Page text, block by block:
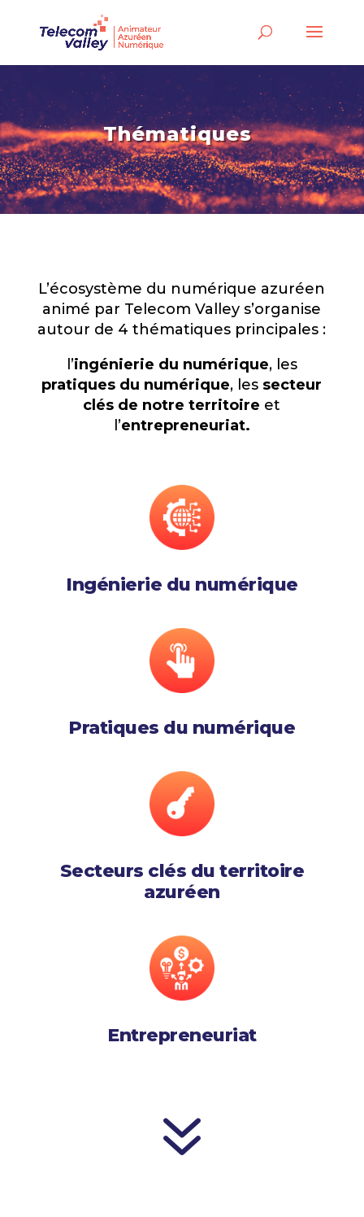
Thématiques
L’écosystème du numérique azuréen
animé par Telecom Valley s’organise
autour de 4 thématiques principales :
l’ingénierie du numérique, les
pratiques du numérique, les secteur
clés de notre territoire et
l’entrepreneuriat.
Ingénierie du numérique
Pratiques du numérique
Secteurs clés du territoire
azuréen
Entrepreneuriat
7